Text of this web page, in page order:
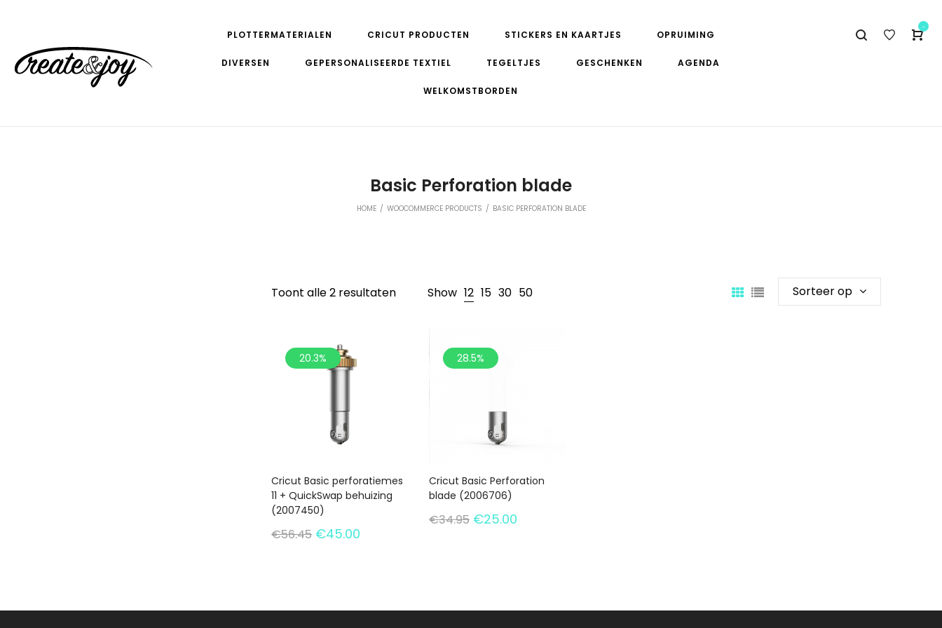
PLOTTERMATERIALEN CRICUT PRODUCTEN STICKERS EN KAARTJES OPRUIMING
DIVERSEN GEPERSONALISEERDE TEXTIEL TEGELTJES GESCHENKEN AGENDA
WELKOMSTBORDEN
-
Basic Perforation blade
HOME / WOOCOMMERCE PRODUCTS / BASIC PERFORATION BLADE
Toont alle 2 resultaten Show 12 15 30 50 Sorteer op
20.3%
Cricut Basic perforatiemes
11 + QuickSwap behuizing
(2007450)
€56.45 Oorspronkelijke
€45.00
28.5%
Cricut Basic Perforation
blade (2006706)
€34.95 Oorspronkelijke
€25.00